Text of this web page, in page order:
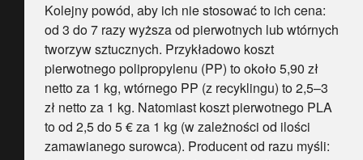
Kolejny powód, aby ich nie stosować to ich cena:
od 3 do 7 razy wyższa od pierwotnych lub wtórnych
tworzyw sztucznych. Przykładowo koszt
pierwotnego polipropylenu (PP) to około 5,90 zł
netto za 1 kg, wtórnego PP (z recyklingu) to 2,5–3
zł netto za 1 kg. Natomiast koszt pierwotnego PLA
to od 2,5 do 5 € za 1 kg (w zależności od ilości
zamawianego surowca). Producent od razu myśli: